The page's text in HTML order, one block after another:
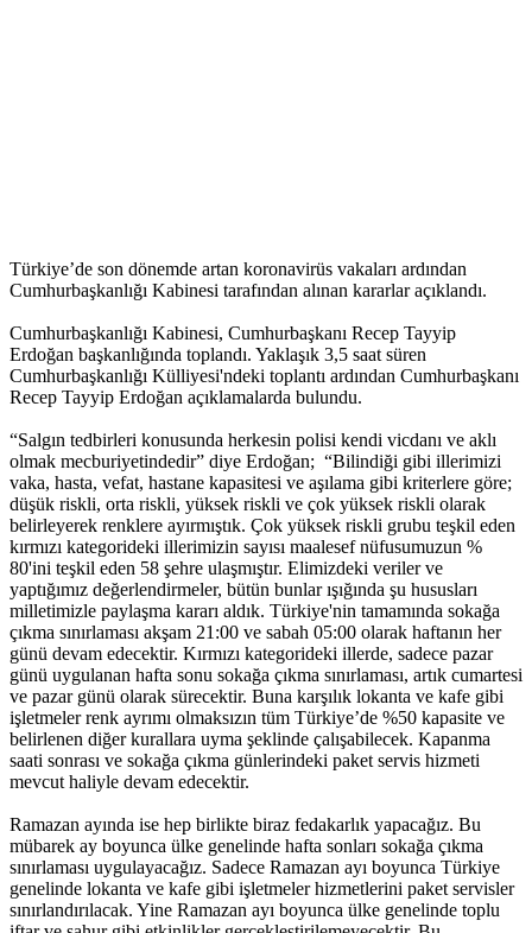
Türkiye’de son dönemde artan koronavirüs vakaları ardından
Cumhurbaşkanlığı Kabinesi tarafından alınan kararlar açıklandı.
Cumhurbaşkanlığı Kabinesi, Cumhurbaşkanı Recep Tayyip
Erdoğan başkanlığında toplandı. Yaklaşık 3,5 saat süren
Cumhurbaşkanlığı Külliyesi'ndeki toplantı ardından Cumhurbaşkanı
Recep Tayyip Erdoğan açıklamalarda bulundu.
“Salgın tedbirleri konusunda herkesin polisi kendi vicdanı ve aklı
olmak mecburiyetindedir” diye Erdoğan; “Bilindiği gibi illerimizi
vaka, hasta, vefat, hastane kapasitesi ve aşılama gibi kriterlere göre;
düşük riskli, orta riskli, yüksek riskli ve çok yüksek riskli olarak
belirleyerek renklere ayırmıştık. Çok yüksek riskli grubu teşkil eden
kırmızı kategorideki illerimizin sayısı maalesef nüfusumuzun %
80'ini teşkil eden 58 şehre ulaşmıştır. Elimizdeki veriler ve
yaptığımız değerlendirmeler, bütün bunlar ışığında şu hususları
milletimizle paylaşma kararı aldık. Türkiye'nin tamamında sokağa
çıkma sınırlaması akşam 21:00 ve sabah 05:00 olarak haftanın her
günü devam edecektir. Kırmızı kategorideki illerde, sadece pazar
günü uygulanan hafta sonu sokağa çıkma sınırlaması, artık cumartesi
ve pazar günü olarak sürecektir. Buna karşılık lokanta ve kafe gibi
işletmeler renk ayrımı olmaksızın tüm Türkiye’de %50 kapasite ve
belirlenen diğer kurallara uyma şeklinde çalışabilecek. Kapanma
saati sonrası ve sokağa çıkma günlerindeki paket servis hizmeti
mevcut haliyle devam edecektir.
Ramazan ayında ise hep birlikte biraz fedakarlık yapacağız. Bu
mübarek ay boyunca ülke genelinde hafta sonları sokağa çıkma
sınırlaması uygulayacağız. Sadece Ramazan ayı boyunca Türkiye
genelinde lokanta ve kafe gibi işletmeler hizmetlerini paket servisler
sınırlandırılacak. Yine Ramazan ayı boyunca ülke genelinde toplu